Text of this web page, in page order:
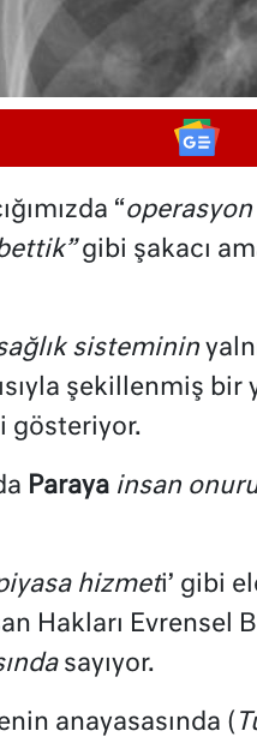
“operasyon
gibi şakacı
sisteminin
şekillenmiş bir
gösteriyor.
Paraya insan
hizmeti’ gibi
Hakları Evrensel
sayıyor.
anayasasında (